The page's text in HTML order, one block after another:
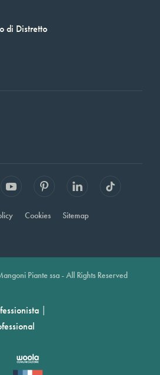
di Distretto
Cookies Sitemap
Piante ssa - All Rights Reserved
|